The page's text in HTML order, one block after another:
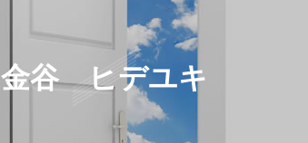
金谷 ヒデユキ